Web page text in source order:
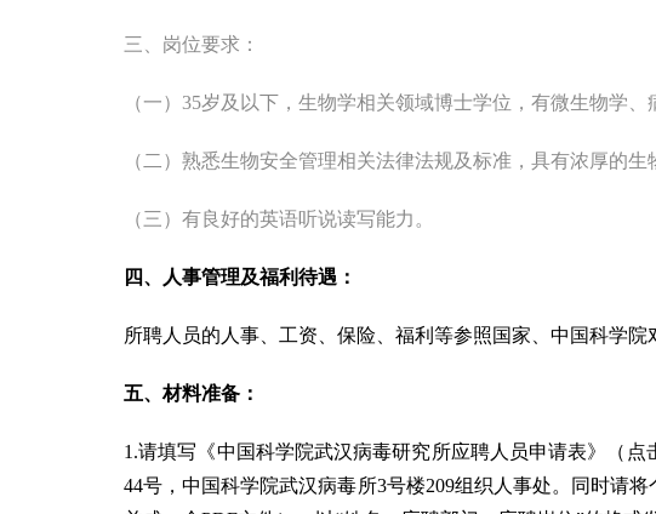
三、 岗位要求：
（一） 35岁及以下，生物学相关领域博士学位，有微生物学
（二）熟悉生物安全管理相关法律法规及标准，具有浓厚的
（三）有良好的英语听说读写能力。
四、人事管理及福利待遇：
所聘人员的人事、工资、保险、福利等参照国家、中国科学
五、材料准备：
1.请填写 《中国科学院武汉病毒研究所应聘人员申请表》（点
44号，中国科学院武汉病毒所3号楼209组织人事处。同时请